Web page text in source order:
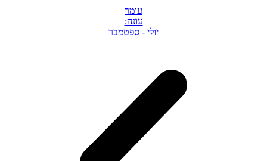
עומר
עונה:
יולי - ספטמבר